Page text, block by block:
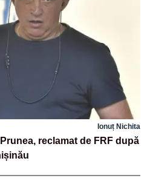
Ionuț Nichita
reclamat de FRF după